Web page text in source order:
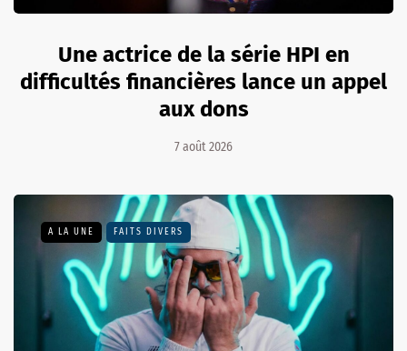
Une actrice de la série HPI en
difficultés financières lance un appel
aux dons
7 août 2026
A LA UNE FAITS DIVERS